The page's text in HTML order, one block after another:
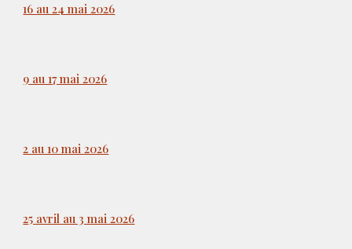
16 au 24 mai 2026
9 au 17 mai 2026
2 au 10 mai 2026
25 avril au 3 mai 2026